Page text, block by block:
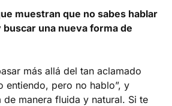
muestran que no sabes hablar
una nueva forma de
más allá del tan aclamado
entiendo, pero no hablo”, y
manera fluida y natural. Si te